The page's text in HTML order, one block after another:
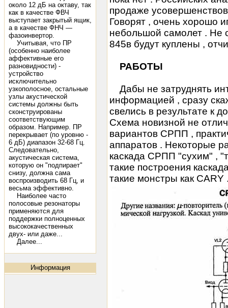
около 12 дБ на октаву, так
как в качестве ФВЧ
выступает закрытый ящик,
а в качестве ФНЧ —
фазоинвертор.
Учитывая, что ПР
(особенно наиболее
аффективные его
разновидности) -
устройство
исключительно
узкополосное, остальные
узлы акустической
системы должны быть
сконструированы
соответствующим
образом. Например. ПР
перекрывает (по уровню -
6 дБ) диапазон 32-68 Гц.
Следовательно,
акустическая система,
которую он "подпирает"
снизу, должна сама
воспроизводить 68 Гц, и
весьма эффективно.
Наиболее часто
полосовые резонаторы
применяются для
поддержки полноценных
высококачественных
двух- или даже...
Далее...
Информация
продаже
Говорят , очень хорошо
небольшой самолет . Не
845в будут куплены ,
РАБОТЫ
Дабы не затруднять
информацией , сразу
свелись в результате к
Схема новизной не
вариантов СРПП ,
аппаратов . Некоторые
каскада СРПП "сухим" ,
такие построения
такие монстры как